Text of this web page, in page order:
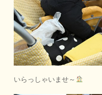
いらっしゃいませ～